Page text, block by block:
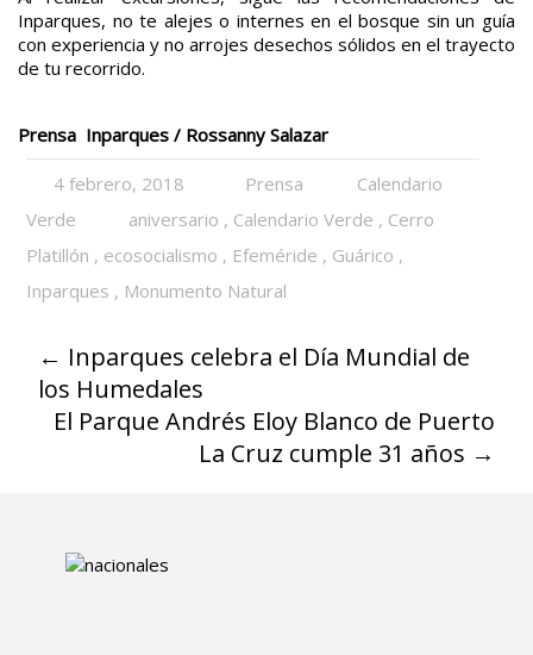
Inparques, no te alejes o internes en el bosque sin un guía
con experiencia y no arrojes desechos sólidos en el trayecto
de tu recorrido.
Prensa Inparques / Rossanny Salazar
4 febrero, 2018 Prensa
Calendario
Verde
aniversario , Calendario Verde , Cerro
Platillón , ecosocialismo , Efeméride , Guárico ,
Inparques , Monumento Natural
← Inparques celebra el Día Mundial de
los Humedales
El Parque Andrés Eloy Blanco de Puerto
La Cruz cumple 31 años →